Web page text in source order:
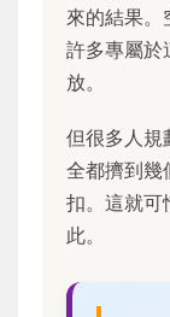
來的結果。
許多專屬於
放。
但很多人規
全都擠到幾
扣。這就可
此。